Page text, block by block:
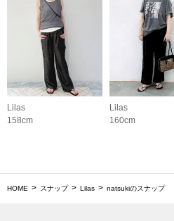
Lilas
158cm
Lilas
160cm
HOME スナップ Lilas natsukiのスナップ